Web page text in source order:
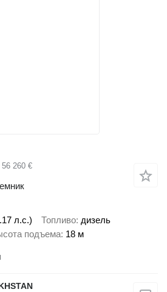
56 260 €
л.с.) Топливо дизель
подъема 18 м